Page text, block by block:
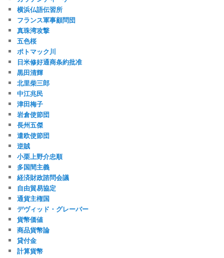
横浜仏語伝習所
フランス軍事顧問団
真珠湾攻撃
五色桜
ポトマック川
日米修好通商条約批准
黒田清輝
北里柴三郎
中江兆民
津田梅子
岩倉使節団
長州五傑
遣欧使節団
逆賊
小栗上野介忠順
多国間主義
経済財政諮問会議
自由貿易協定
通貨主権国
デヴィッド・グレーバー
貨幣価値
商品貨幣論
貸付金
計算貨幣